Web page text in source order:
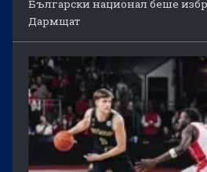
Български национал беше
Дармщат